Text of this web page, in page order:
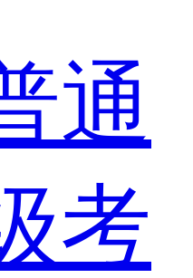
通
考